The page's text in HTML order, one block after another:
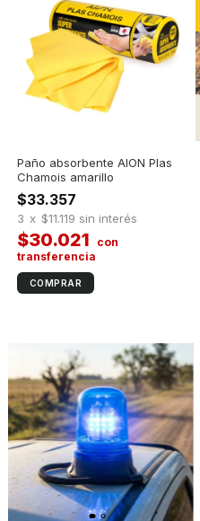
Paño absorbente AION Plas
Chamois amarillo
$33.357
$30.021
3 x $11.119 sin interés